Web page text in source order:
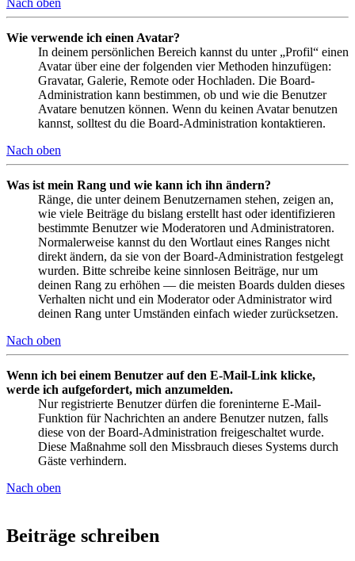
Nach oben
Wie verwende ich einen Avatar?
In deinem persönlichen Bereich kannst du unter „Profil“ einen
Avatar über eine der folgenden vier Methoden hinzufügen:
Gravatar, Galerie, Remote oder Hochladen. Die Board-
Administration kann bestimmen, ob und wie die Benutzer
Avatare benutzen können. Wenn du keinen Avatar benutzen
kannst, solltest du die Board-Administration kontaktieren.
Nach oben
Was ist mein Rang und wie kann ich ihn ändern?
Ränge, die unter deinem Benutzernamen stehen, zeigen an,
wie viele Beiträge du bislang erstellt hast oder identifizieren
bestimmte Benutzer wie Moderatoren und Administratoren.
Normalerweise kannst du den Wortlaut eines Ranges nicht
direkt ändern, da sie von der Board-Administration festgelegt
wurden. Bitte schreibe keine sinnlosen Beiträge, nur um
deinen Rang zu erhöhen — die meisten Boards dulden dieses
Verhalten nicht und ein Moderator oder Administrator wird
deinen Rang unter Umständen einfach wieder zurücksetzen.
Nach oben
Wenn ich bei einem Benutzer auf den E-Mail-Link klicke,
werde ich aufgefordert, mich anzumelden.
Nur registrierte Benutzer dürfen die foreninterne E-Mail-
Funktion für Nachrichten an andere Benutzer nutzen, falls
diese von der Board-Administration freigeschaltet wurde.
Diese Maßnahme soll den Missbrauch dieses Systems durch
Gäste verhindern.
Nach oben
Beiträge schreiben